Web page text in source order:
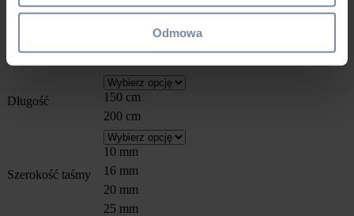
Odmowa
atmosferyczne, dzięki czemu możemy jej używać przez cały rok i w
Długość całkowita smyczy jest liczona razem z karabińczykiem.
Długość
150 cm
200 cm
Szerokość taśmy
10 mm
16 mm
20 mm
25 mm